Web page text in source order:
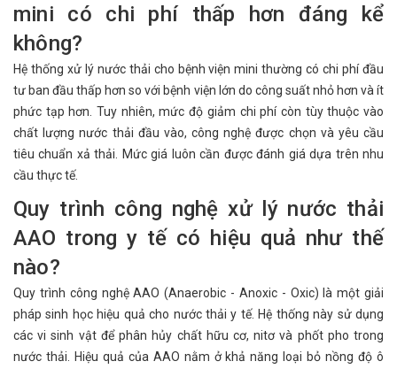
mini có chi phí thấp hơn đáng kể
không?
Hệ thống xử lý nước thải cho bệnh viện mini thường có chi phí đầu
tư ban đầu thấp hơn so với bệnh viện lớn do công suất nhỏ hơn và ít
phức tạp hơn. Tuy nhiên, mức độ giảm chi phí còn tùy thuộc vào
chất lượng nước thải đầu vào, công nghệ được chọn và yêu cầu
tiêu chuẩn xả thải. Mức giá luôn cần được đánh giá dựa trên nhu
cầu thực tế.
Quy trình công nghệ xử lý nước thải
AAO trong y tế có hiệu quả như thế
nào?
Quy trình công nghệ AAO (Anaerobic - Anoxic - Oxic) là một giải
pháp sinh học hiệu quả cho nước thải y tế. Hệ thống này sử dụng
các vi sinh vật để phân hủy chất hữu cơ, nitơ và phốt pho trong
nước thải. Hiệu quả của AAO nằm ở khả năng loại bỏ nồng độ ô